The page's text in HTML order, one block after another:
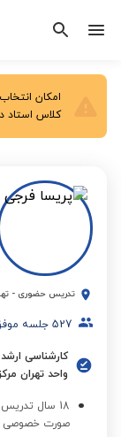
امکان
کلاس استاد
تدریس حضوری -
527 جلسه
کارشناسی
واحد تهران
18 سال
صورت خصوصی